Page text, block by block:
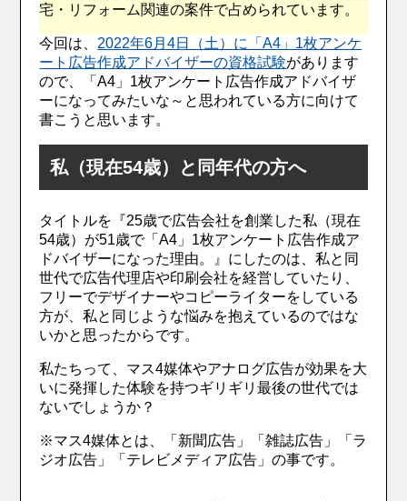
宅・リフォーム関連の案件で占められています。
今回は、 2022年6月4日（土）に「A4」1枚アンケ
ート広告作成アドバイザーの資格試験があります
ので、「A4」1枚アンケート広告作成アドバイザ
ーになってみたいな～と思われている方に向けて
書こうと思います。
私（現在54歳）と同年代の方へ
タイトルを『25歳で広告会社を創業した私（現在
54歳）が51歳で「A4」1枚アンケート広告作成ア
ドバイザーになった理由。』にしたのは、私と同
世代で広告代理店や印刷会社を経営していたり、
フリーでデザイナーやコピーライターをしている
方が、私と同じような悩みを抱えているのではな
いかと思ったからです。
私たちって、マス4媒体やアナログ広告が効果を大
いに発揮した体験を持つギリギリ最後の世代では
ないでしょうか？
※マス4媒体とは、「新聞広告」「雑誌広告」「ラ
ジオ広告」「テレビメディア広告」の事です。